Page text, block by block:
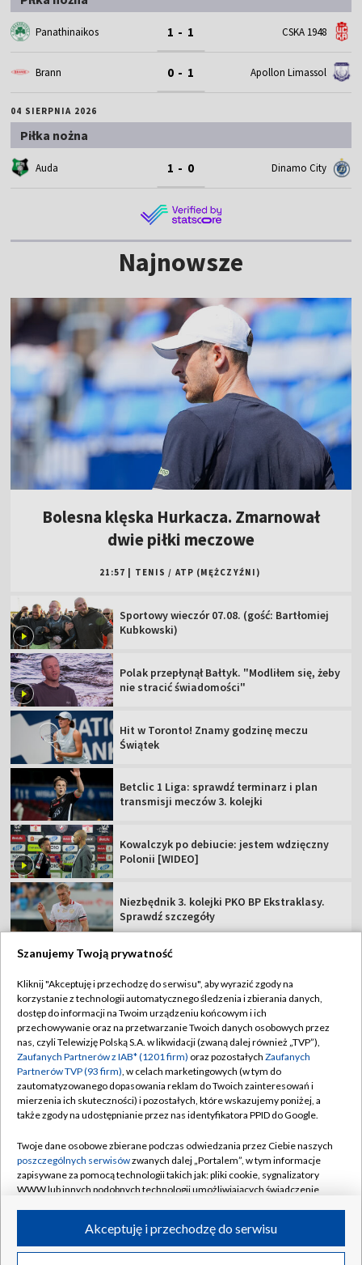
Panathinaikos 1 - 1 CSKA 1948
Brann 0 - 1 Apollon Limassol
04 SIERPNIA 2026
Piłka nożna
Auda 1 - 0 Dinamo City
Najnowsze
Bolesna klęska Hurkacza. Zmarnował
dwie piłki meczowe
21:57 TENIS / ATP (MĘŻCZYŹNI)
Sportowy wieczór 07.08. (gość: Bartłomiej
Kubkowski)
Polak przepłynął Bałtyk. "Modliłem się, żeby
nie stracić świadomości"
Hit w Toronto! Znamy godzinę meczu
Świątek
Betclic 1 Liga: sprawdź terminarz i plan
transmisji meczów 3. kolejki
Kowalczyk po debiucie: jestem wdzięczny
Polonii [WIDEO]
Niezbędnik 3. kolejki PKO BP Ekstraklasy.
Sprawdź szczegóły
TVP
Abonament TVP
Sklep TVP
Biuro Reklamy
Oferta Handlowa
Emisja w TVP
Rada Programowa
Ogłoszenia przetargowe
Akademia Telewizyjna
Regulamin TVP
Polityka prywatności
Moje zgody
Biuro reklamy
Kanały
©2026 Telewizja Polska Spółka Akcyjna w likwidacji
Szanujemy Twoją prywatność
Kliknij "Akceptuję i przechodzę do serwisu", aby wyrazić zgody na
korzystanie z technologii automatycznego śledzenia i zbierania danych,
dostęp do informacji na Twoim urządzeniu końcowym i ich
przechowywanie oraz na przetwarzanie Twoich danych osobowych przez
nas, czyli Telewizję Polską S.A. w likwidacji (zwaną dalej również „TVP”),
Zaufanych Partnerów z IAB* (1201 firm) oraz pozostałych Zaufanych
Partnerów TVP (93 firm), w celach marketingowych (w tym do
zautomatyzowanego dopasowania reklam do Twoich zainteresowań i
mierzenia ich skuteczności) i pozostałych, które wskazujemy poniżej, a
także zgody na udostępnianie przez nas identyfikatora PPID do Google.
Twoje dane osobowe zbierane podczas odwiedzania przez Ciebie naszych
poszczególnych serwisówzwanych dalej „Portalem”, w tym informacje
zapisywane za pomocą technologii takich jak: pliki cookie, sygnalizatory
WWW lub innych podobnych technologii umożliwiających świadczenie
ruchu w Internecie.Akceptuję i przechodzę do serwisu